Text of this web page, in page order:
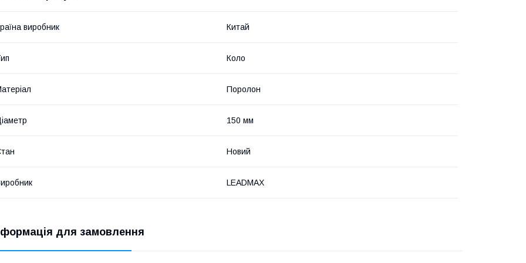
виробник Китай
Коло
Поролон
150 мм
Новий
LEADMAX
для замовлення